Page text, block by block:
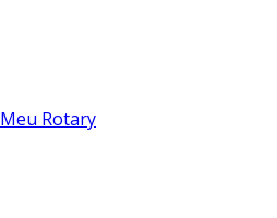
Meu Rotary